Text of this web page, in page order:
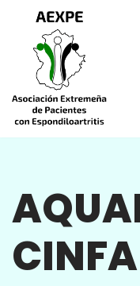
Saltar
contenido
CINFA